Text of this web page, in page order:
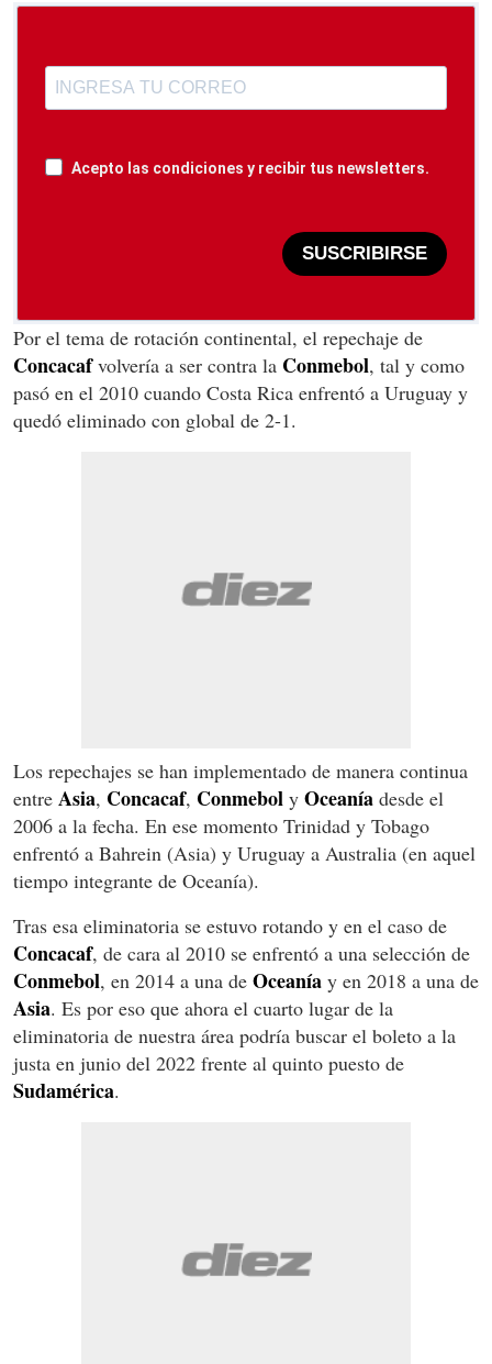
Acepto las condiciones y recibir tus newsletters.
SUSCRIBIRSE
Por el tema de rotación continental, el repechaje de
Concacafvolvería a ser contra la Conmebol, tal y como
pasó en el 2010 cuando Costa Rica enfrentó a Uruguay y
quedó eliminado con global de 2-1.
Los repechajes se han implementado de manera continua
entre Asia, Concacaf, Conmebol y Oceanía desde el
2006 a la fecha. En ese momento Trinidad y Tobago
enfrentó a Bahrein (Asia) y Uruguay a Australia (en aquel
tiempo integrante de Oceanía).
Tras esa eliminatoria se estuvo rotando y en el caso de
Concacaf, de cara al 2010 se enfrentó a una selección de
Conmebol, en 2014 a una de Oceanía y en 2018 a una de
Asia. Es por eso que ahora el cuarto lugar de la
eliminatoria de nuestra área podría buscar el boleto a la
justa en junio del 2022 frente al quinto puesto de
Sudamérica.